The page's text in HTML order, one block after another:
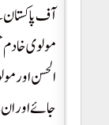
آف
مولوی
الحسن اور
جائے اور